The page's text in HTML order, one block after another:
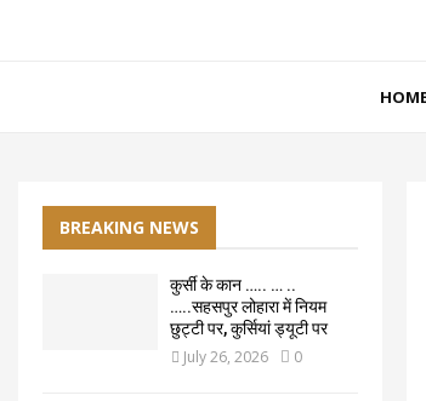
BREAKING NEWS
कुर्सी के कान ….. … ..
…..सहसपुर लोहारा में नियम
छुट्टी पर, कुर्सियां ड्यूटी पर
July 26, 2026 0